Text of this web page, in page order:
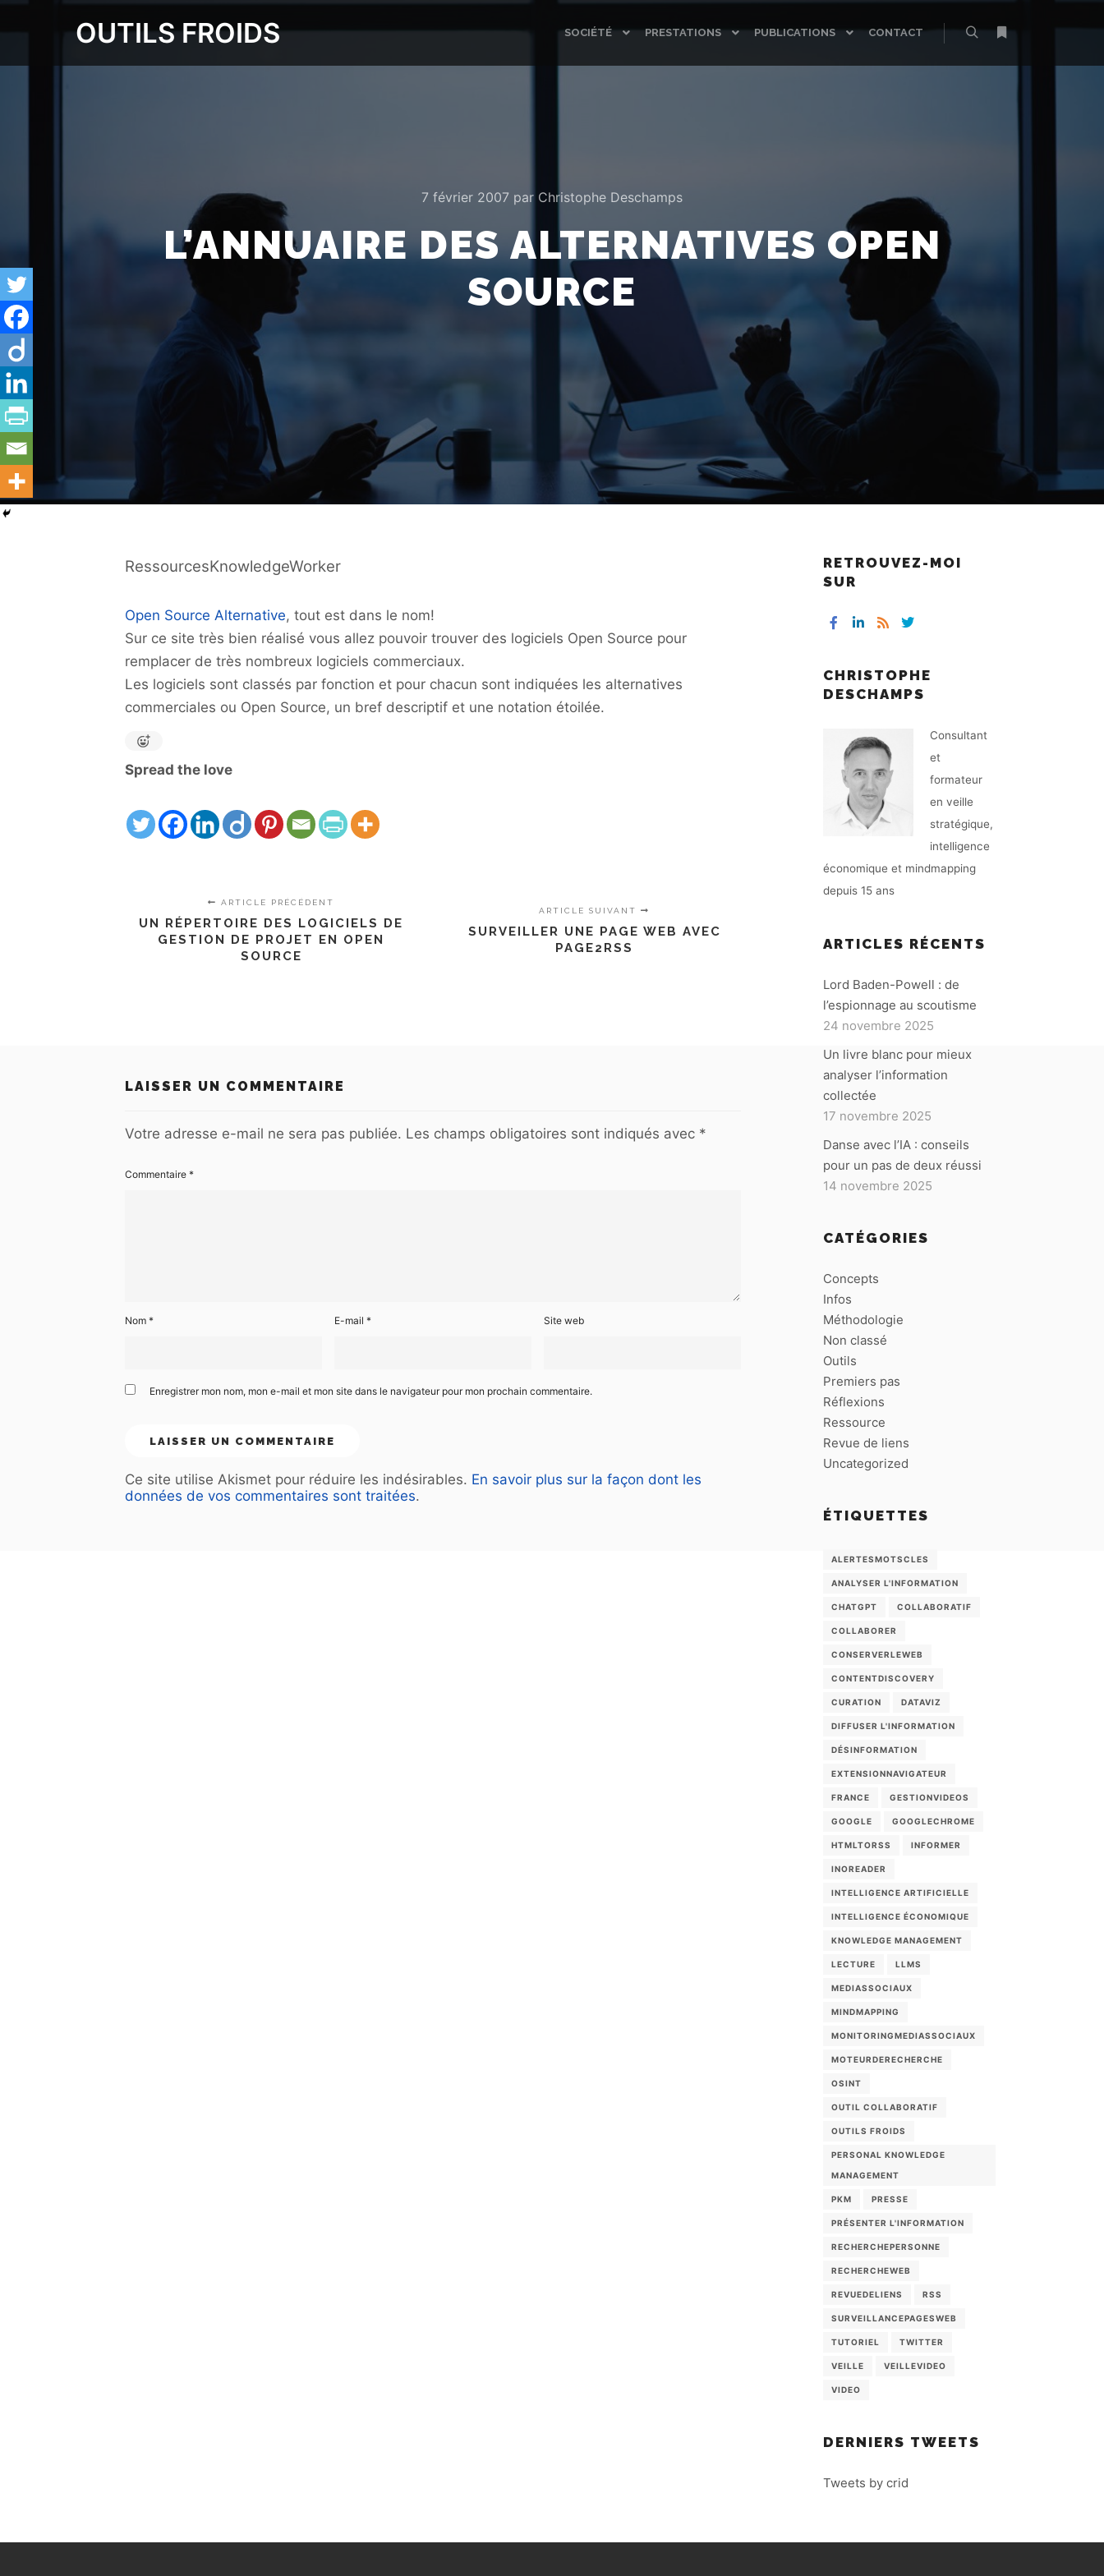
OUTILS FROIDS SOCIÉTÉ PRESTATIONS PUBLICATIONS
CONTACT
7 février 2007 par Christophe Deschamps
L’ANNUAIRE DES ALTERNATIVES OPEN
SOURCE
RessourcesKnowledgeWorker
Open Source Alternative, tout est dans le nom!
Sur ce site très bien réalisé vous allez pouvoir trouver des logiciels Open Source pour
remplacer de très nombreux logiciels commerciaux.
Les logiciels sont classés par fonction et pour chacun sont indiquées les alternatives
commerciales ou Open Source, un bref descriptif et une notation étoilée.
Spread the love
ARTICLE PRÉCÉDENT
UN RÉPERTOIRE DES LOGICIELS DE
GESTION DE PROJET EN OPEN
SOURCE
ARTICLE SUIVANT
SURVEILLER UNE PAGE WEB AVEC
PAGE2RSS
LAISSER UN COMMENTAIRE
Votre adresse e-mail ne sera pas publiée. Les champs obligatoires sont indiqués avec *
Commentaire *
Nom * E-mail * Site web
Enregistrer mon nom, mon e-mail et mon site dans le navigateur pour mon prochain commentaire.
Ce site utilise Akismet pour réduire les indésirables. En savoir plus sur la façon dont les
données de vos commentaires sont traitées.
RETROUVEZ-MOI
SUR
CHRISTOPHE
DESCHAMPS
Consultant
et
formateur
en veille
stratégique,
intelligence
économique et mindmapping
depuis 15 ans
ARTICLES RÉCENTS
Lord Baden-Powell : de
l’espionnage au scoutisme
24 novembre 2025
Un livre blanc pour mieux
analyser l’information
collectée
17 novembre 2025
Danse avec l’IA : conseils
pour un pas de deux réussi
14 novembre 2025
CATÉGORIES
Concepts
Infos
Méthodologie
Non classé
Outils
Premiers pas
Réflexions
Ressource
Revue de liens
Uncategorized
ÉTIQUETTES
ALERTESMOTSCLES
ANALYSER L'INFORMATION
CHATGPT COLLABORATIF
COLLABORER
CONSERVERLEWEB
CONTENTDISCOVERY
CURATION DATAVIZ
DIFFUSER L'INFORMATION
DÉSINFORMATION
EXTENSIONNAVIGATEUR
FRANCE GESTIONVIDEOS
GOOGLE GOOGLECHROME
HTMLTORSS INFORMER
INOREADER
INTELLIGENCE ARTIFICIELLE
INTELLIGENCE ÉCONOMIQUE
KNOWLEDGE MANAGEMENT
LECTURE LLMS
MEDIASSOCIAUX
MINDMAPPING
MONITORINGMEDIASSOCIAUX
MOTEURDERECHERCHE
OSINT
OUTIL COLLABORATIF
OUTILS FROIDS
PERSONAL KNOWLEDGE
MANAGEMENT
PKM PRESSE
PRÉSENTER L'INFORMATION
RECHERCHEPERSONNE
RECHERCHEWEB
REVUEDELIENS RSS
SURVEILLANCEPAGESWEB
TUTORIEL TWITTER
VEILLE VEILLEVIDEO
VIDEO
DERNIERS TWEETS
Tweets by crid